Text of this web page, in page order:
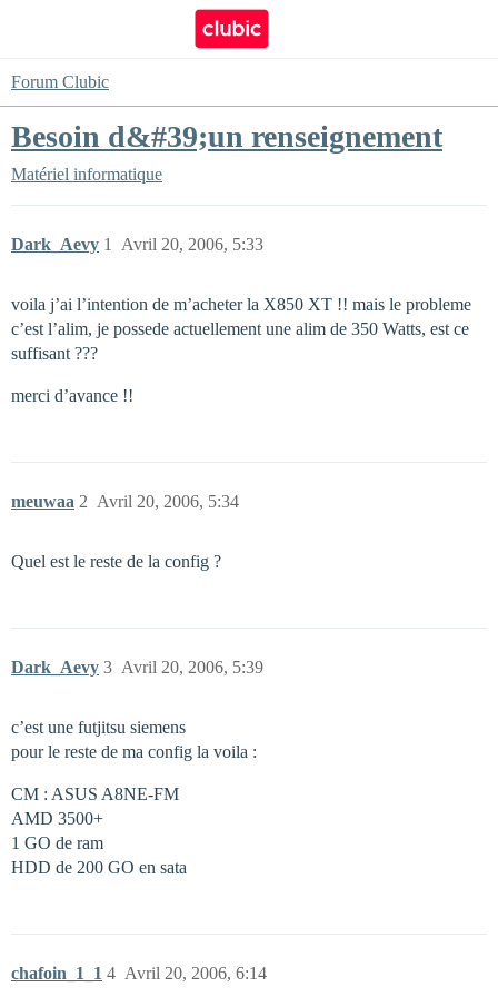
Forum Clubic
Besoin d&#39;un renseignement
Matériel informatique
Dark_Aevy Avril 20, 2006, 5:33
1
voila j’ai l’intention de m’acheter la X850 XT !! mais le probleme
c’est l’alim, je possede actuellement une alim de 350 Watts, est ce
suffisant ???
merci d’avance !!
meuwaa Avril 20, 2006, 5:34
2
Quel est le reste de la config ?
Dark_Aevy Avril 20, 2006, 5:39
3
c’est une futjitsu siemens
pour le reste de ma config la voila :
CM : ASUS A8NE-FM
AMD 3500+
1 GO de ram
HDD de 200 GO en sata
chafoin_1_1 Avril 20, 2006, 6:14
4